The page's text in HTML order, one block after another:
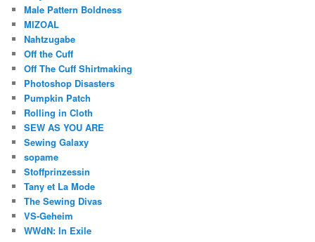
Male Pattern Boldness
MIZOAL
Nahtzugabe
Off the Cuff
Off The Cuff Shirtmaking
Photoshop Disasters
Pumpkin Patch
Rolling in Cloth
SEW AS YOU ARE
Sewing Galaxy
sopame
Stoffprinzessin
Tany et La Mode
The Sewing Divas
VS-Geheim
WWdN: In Exile